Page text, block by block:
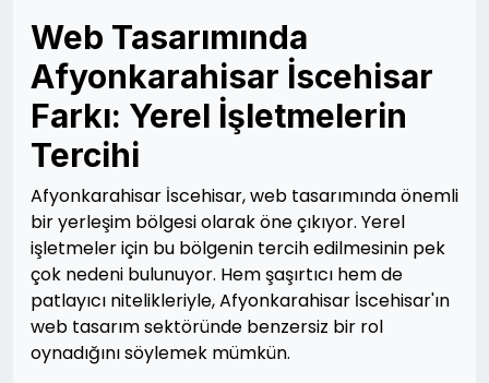
Web Tasarımında
Afyonkarahisar İscehisar
Farkı: Yerel İşletmelerin
Tercihi
Afyonkarahisar İscehisar, web tasarımında önemli
bir yerleşim bölgesi olarak öne çıkıyor. Yerel
işletmeler için bu bölgenin tercih edilmesinin pek
çok nedeni bulunuyor. Hem şaşırtıcı hem de
patlayıcı nitelikleriyle, Afyonkarahisar İscehisar'ın
web tasarım sektöründe benzersiz bir rol
oynadığını söylemek mümkün.